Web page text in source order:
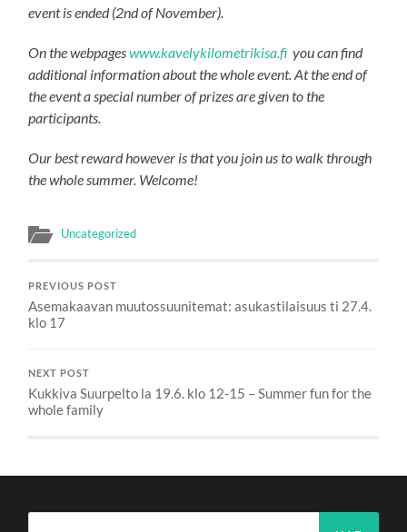
event is ended (2nd of November).
On the webpageswww.kavelykilometrikisa.fi you can find
additional information about the whole event. At the end of
the event a special number of prizes are given to the
participants.
Our best reward however is that you join us to walk through
the whole summer. Welcome!
Uncategorized
PREVIOUS POST
Asemakaavan muutossuunitemat: asukastilaisuus ti 27.4.
klo 17
NEXT POST
Kukkiva Suurpelto la 19.6. klo 12-15 – Summer fun for the
whole family